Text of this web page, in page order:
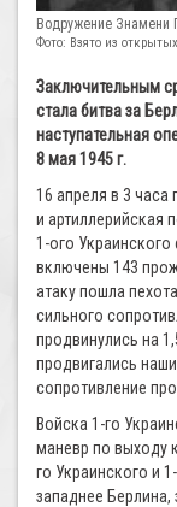
Водружение Знамени
Фото: Взято из
Заключительным
стала битва за
наступательная
8 мая 1945 г.
16 апреля в 3
и артиллерийская
1-ого
включены 143
атаку пошла
сильного
продвинулись на
продвигались
сопротивление
Войска 1-го
маневр по выходу
го Украинского и
западнее